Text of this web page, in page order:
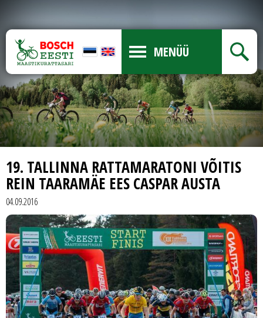
MENÜÜ
19. TALLINNA RATTAMARATONI VÕITIS
REIN TAARAMÄE EES CASPAR AUSTA
04.09.2016